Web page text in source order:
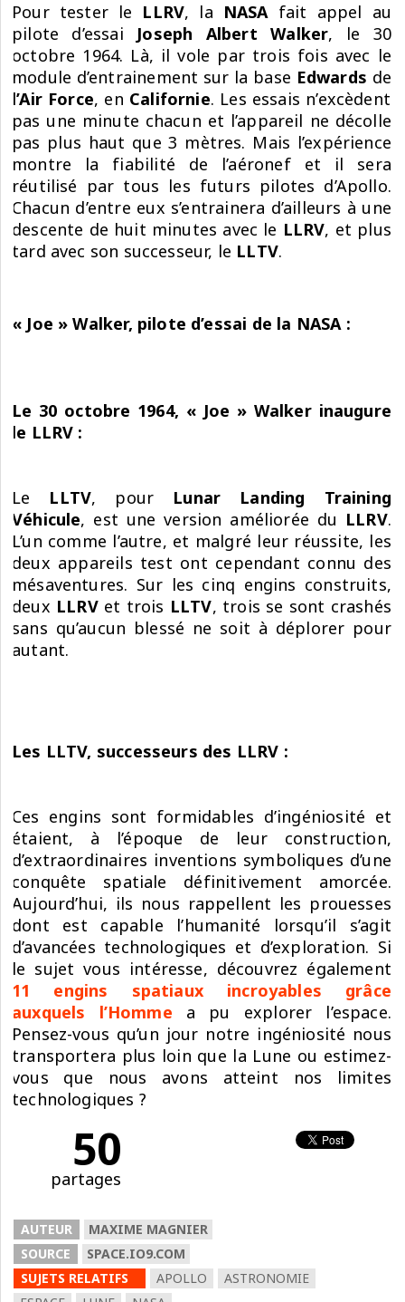
Pour tester le LLRV, la NASAfait appel au
pilote d’essai Joseph Albert Walker, le 30
octobre 1964. Là, il vole par trois fois avec le
module d’entrainement sur la base Edwards de
l’Air Force, en Californie. Les essais n’excèdent
pas une minute chacun et l’appareil ne décolle
pas plus haut que 3 mètres. Mais l’expérience
montre la fiabilité de l’aéronef et il sera
réutilisé par tous les futurs pilotes d’Apollo.
Chacun d’entre eux s’entrainera d’ailleurs à une
descente de huit minutes avec le LLRV, et plus
tard avec son successeur, le LLTV.
« Joe » Walker, pilote d’essai de la NASA :
Le 30 octobre 1964, « Joe » Walker inaugure
le LLRV :
Le LLTV, pour Lunar Landing Training
Véhicule, est une version améliorée du LLRV.
L’un comme l’autre, et malgré leur réussite, les
deux appareils test ont cependant connu des
mésaventures. Sur les cinq engins construits,
deux LLRVet trois LLTV, trois se sont crashés
sans qu’aucun blessé ne soit à déplorer pour
autant.
Les LLTV, successeurs des LLRV :
Ces engins sont formidables d’ingéniosité et
étaient, à l’époque de leur construction,
d’extraordinaires inventions symboliques d’une
conquête spatiale définitivement amorcée.
Aujourd’hui, ils nous rappellent les prouesses
dont est capable l’humanité lorsqu’il s’agit
d’avancées technologiques et d’exploration. Si
le sujet vous intéresse, découvrez également
11 engins spatiaux incroyables grâce
auxquels l’Homme a pu explorer l’espace.
Pensez-vous qu’un jour notre ingéniosité nous
transportera plus loin que la Lune ou estimez-
vous que nous avons atteint nos limites
technologiques ?
50
partages
AUTEUR
MAXIME MAGNIER
SOURCE
SPACE.IO9.COM
SUJETS RELATIFS
APOLLO
ASTRONOMIE